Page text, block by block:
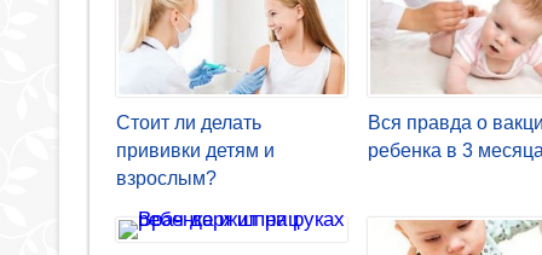
Стоит ли делать
прививки детям и
взрослым?
Вся правда о
ребенка в 3